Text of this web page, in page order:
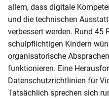
allem, dass digitale
und die technischen
verbessert werden. Rund 45
schulpflichtigen Kindern
organisatorische
funktionieren. Eine
Datenschutzrichtlinien für
Tatsächlich sprechen sich